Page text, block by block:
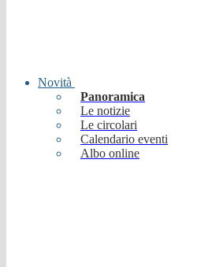
Novità
Panoramica
Le notizie
Le circolari
Calendario eventi
Albo online